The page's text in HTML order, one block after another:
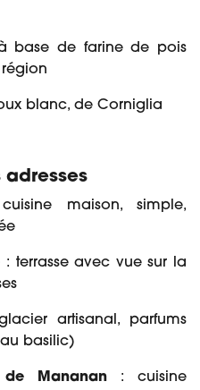
base de farine de pois
blanc, de Corniglia
adresses
maison, simple,
: terrasse avec vue sur la
artisanal, parfums
basilic)
Mananan : cuisine